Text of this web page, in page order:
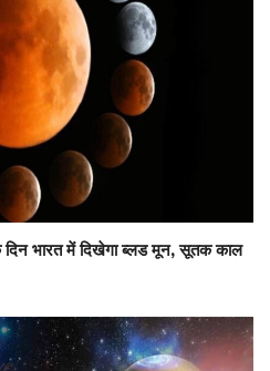
भारत में दिखेगा ब्लड मून, सूतक काल